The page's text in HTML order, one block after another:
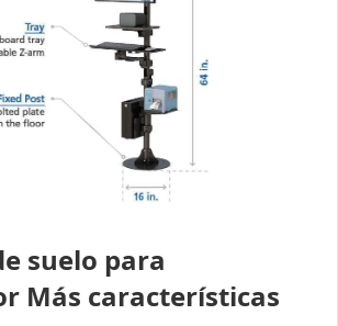
suelo para
Más características